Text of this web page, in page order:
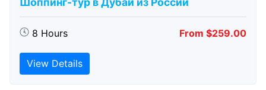
8 Hours From $259.00
View Details